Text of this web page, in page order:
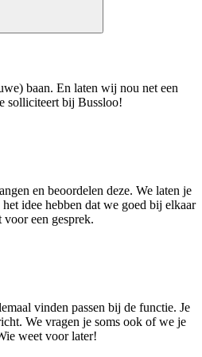
baan. En laten wij nou net een
solliciteert bij Bussloo!
en beoordelen deze. We laten je
idee hebben dat we goed bij elkaar
voor een gesprek.
vinden passen bij de functie. Je
We vragen je soms ook of we je
weet voor later!